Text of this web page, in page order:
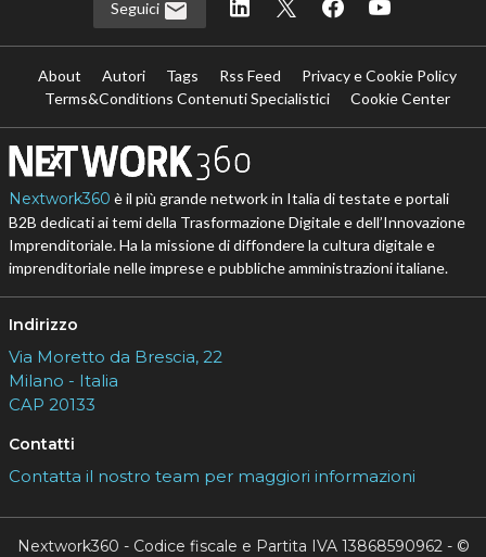
Seguici
About Autori Tags Rss Feed
Privacy e Cookie Policy
Terms&Conditions Contenuti Specialistici
Cookie Center
Nextwork360 è il più grande network in Italia di testate e portali
B2B dedicati ai temi della Trasformazione Digitale e dell’Innovazione
Imprenditoriale. Ha la missione di diffondere la cultura digitale e
imprenditoriale nelle imprese e pubbliche amministrazioni italiane.
Indirizzo
Via Moretto da Brescia, 22
Milano - Italia
CAP 20133
Contatti
Contatta il nostro team per maggiori informazioni
Nextwork360 - Codice fiscale e Partita IVA 13868590962 - ©